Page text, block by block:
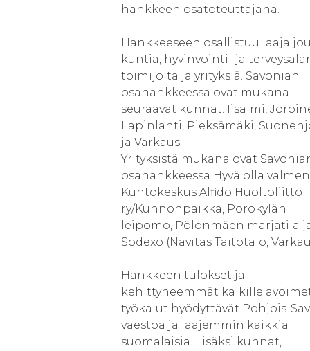
hankkeen osatoteuttajana.
Hankkeeseen osallistuu laaja
kuntia, hyvinvointi- ja
toimijoita ja yrityksiä. Savonian
osahankkeessa ovat mukana
seuraavat kunnat: Iisalmi,
Lapinlahti, Pieksämäki,
ja Varkaus.
Yrityksistä mukana ovat
osahankkeessa Hyvä olla
Kuntokeskus Alfido Huoltoliitto
ry/Kunnonpaikka, Porokylän
leipomo, Pölönmäen marjatila
Sodexo (Navitas Taitotalo,
Hankkeen tulokset ja
kehittyneemmät kaikille
työkalut hyödyttävät Pohjois-
väestöä ja laajemmin kaikkia
suomalaisia. Lisäksi kunnat,